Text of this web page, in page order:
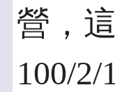
營，
100/